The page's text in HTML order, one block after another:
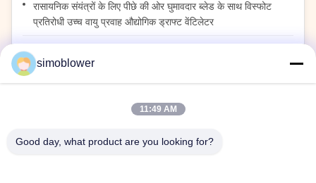
रासायनिक संयंत्रों के लिए पीछे की ओर घुमावदार ब्लेड के साथ विस्फोट
प्रतिरोधी उच्च वायु प्रवाह औद्योगिक ड्राफ्ट वेंटिलेटर
स्टेनलेस स्टील शून्य रिसाव रासायनिक कारखानों के लिए अनुकूलित
केन्द्रापसारक ब्लोअर प्रशंसक
स्टेनलेस स्टील शून्य रिसाव औद्योगिक अनुप्रयोगों के लिए अनुकूलित
केन्द्रापसारक ब्लोअर प्रशंसक
simoblower
11:49 AM
Good day, what product are you looking for?